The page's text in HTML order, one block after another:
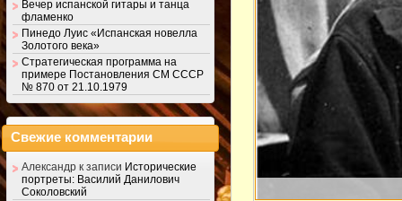
Вечер испанской гитары и танца
фламенко
Пинедо Луис «Испанская новелла
Золотого века»
Стратегическая программа на
примере Постановления СМ СССР
№ 870 от 21.10.1979
Свежие комментарии
Александр к записи Исторические
портреты: Василий Данилович
Соколовский